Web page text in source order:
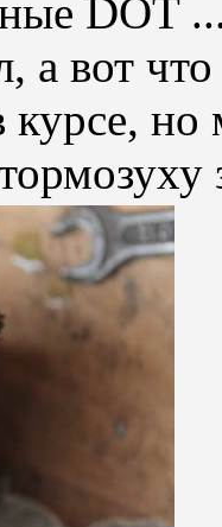
DOT
а вот
но